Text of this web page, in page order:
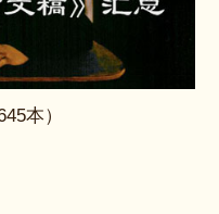
本）